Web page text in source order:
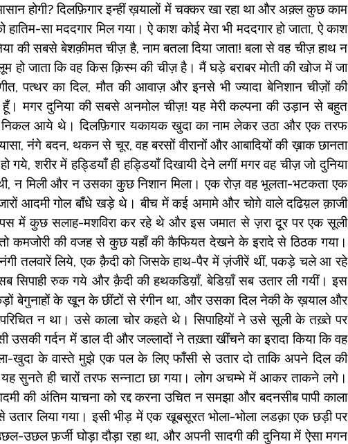
होगी? दिलफ़िगार इन्हीं ख़यालों में चक्कर खा रहा था और अक़्ल कुछ काम
हातिम-सा मददगार मिल गया। ऐ काश कोई मेरा भी मददगार हो जाता, ऐ काश
की सबसे बेशक़ीमत चीज़ है, नाम बतला दिया जाता! बला से वह चीज़ हाथ न
हो जाता कि वह किस क़िस्म की चीज़ है। मैं घड़े बराबर मोती की खोज में जा
पत्थर का दिल, मौत की आवाज़ और इनसे भी ज्यादा बेनिशान चीज़ों की
मगर दुनिया की सबसे अनमोल चीज़! यह मेरी कल्पना की उड़ान से बहुत
आये थे। दिलफ़िगार यकायक खुदा का नाम लेकर उठा और एक तरफ
नंगे बदन, थकन से चूर, वह बरसों वीरानों और आबादियों की ख़ाक छानता
गये, शरीर में हड्डियाँ ही हड्डियाँ दिखायी देने लगीं मगर वह चीज़ जो दुनिया
न मिली और न उसका कुछ निशान मिला। एक रोज़ वह भूलता-भटकता एक
आदमी गोल बाँधे खड़े थे। बीच में कई अमामे और चोग़े वाले दढिय़ल क़ाजी
में कुछ सलाह-मशविरा कर रहे थे और इस जमात से ज़रा दूर पर एक सूली
कमजोरी की वजह से कुछ यहाँ की कैफियत देखने के इरादे से ठिठक गया।
तलवारें लिये, एक क़ैदी को जिसके हाथ-पैर में ज़ंजीरें थीं, पकड़े चले आ रहे
सिपाही रुक गये और क़ैदी की हथकडिय़ाँ, बेडिय़ाँ सब उतार ली गयीं। इस
बेगुनाहों के खून के छींटों से रंगीन था, और उसका दिल नेकी के ख़याल और
न था। उसे काला चोर कहते थे। सिपाहियों ने उसे सूली के तख़्ते पर
उसकी गर्दन में डाल दी और जल्लादों ने तख़्ता खींचने का इरादा किया कि वह
खुदा के वास्ते मुझे एक पल के लिए फाँसी से उतार दो ताकि अपने दिल की
सुनते ही चारों तरफ सन्नाटा छा गया। लोग अचम्भे में आकर ताकने लगे।
की अंतिम याचना को रद्द करना उचित न समझा और बदनसीब पापी काला
उतार लिया गया। इसी भीड़ में एक खूबसूरत भोला-भोला लडक़ा एक छड़ी पर
उछल फ़र्जी घोड़ा दौड़ा रहा था, और अपनी सादगी की दुनिया में ऐसा मगन